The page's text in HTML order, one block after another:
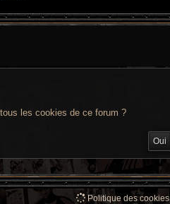
les cookies de ce forum ?
Politique des cookies